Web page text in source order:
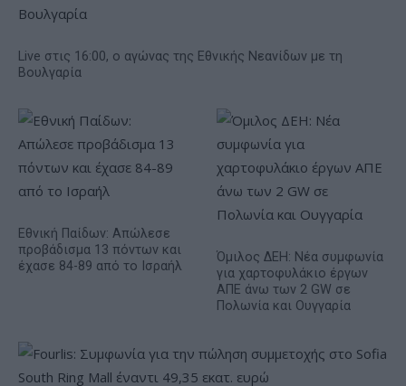
Live στις 16:00, ο αγώνας της Εθνικής Νεανίδων με τη
Βουλγαρία
Εθνική Παίδων: Απώλεσε
προβάδισμα 13 πόντων και
έχασε 84-89 από το Ισραήλ
Όμιλος ΔΕΗ: Νέα συμφωνία
για χαρτοφυλάκιο έργων
ΑΠΕ άνω των 2 GW σε
Πολωνία και Ουγγαρία